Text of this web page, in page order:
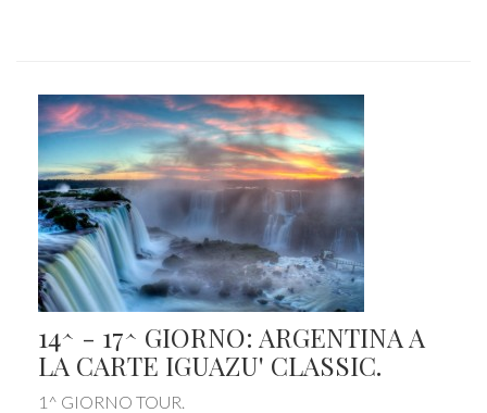
14^ - 17^ GIORNO: ARGENTINA A
LA CARTE IGUAZU' CLASSIC.
1^ GIORNO TOUR.